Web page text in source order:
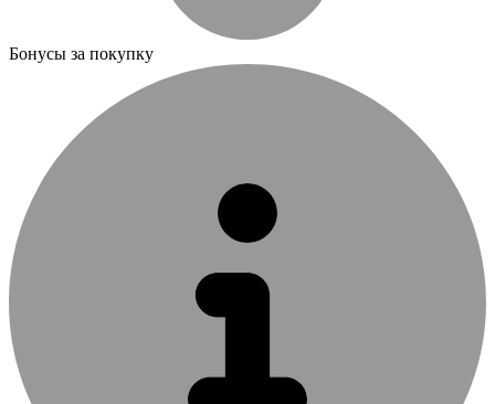
Бонусы за покупку